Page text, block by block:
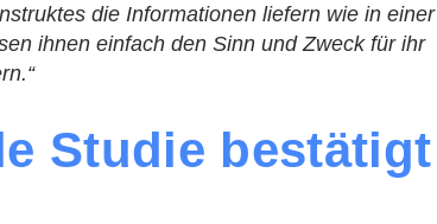
die Informationen liefern wie in einer
ihnen einfach den Sinn und Zweck für ihr
Studie bestätigt